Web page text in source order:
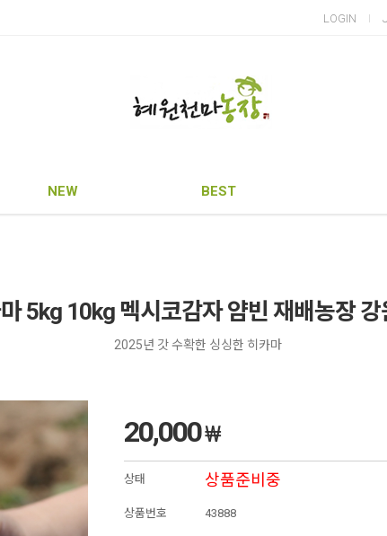
LOGIN
NEW BEST
5kg 10kg 멕시코감자 얌빈 재배농장
2025년 갓 수확한 싱싱한 히카마
20,000₩
상태 상품준비중
상품번호 43888